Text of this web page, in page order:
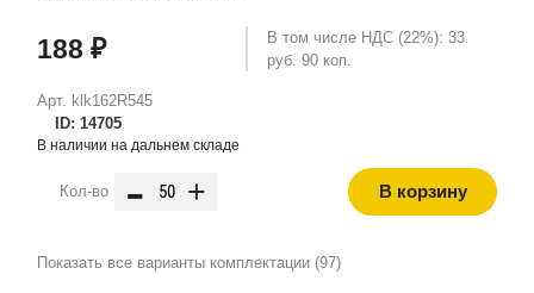
Арт. klk162R545
ID: 14705
188 ₽
В том числе НДС (22%): 33
руб. 90 коп.
В наличии на дальнем складе
Кол-во - + В корзину
Показать все варианты комплектации (97)